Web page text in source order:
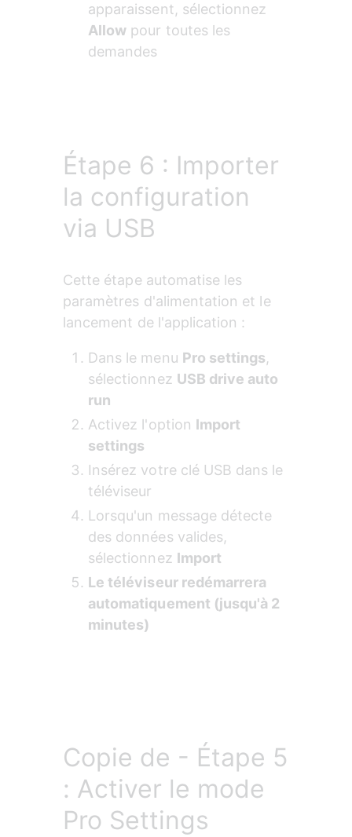
apparaissent, sélectionnez
Allow pour toutes les
demandes
Étape 6 : Importer
la configuration
via USB
Cette étape automatise les
paramètres d'alimentation et le
lancement de l'application :
Dans le menu Pro settings,
sélectionnez USB drive auto
run
Activez l'option Import
settings
Insérez votre clé USB dans le
téléviseur
Lorsqu'un message détecte
des données valides,
sélectionnez Import
Le téléviseur redémarrera
automatiquement (jusqu'à 2
minutes)
Copie de - Étape 5
: Activer le mode
Pro Settings